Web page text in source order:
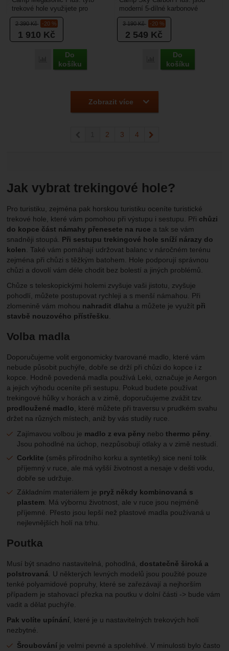
2 390Kč -20 %
1 910 Kč
Přidat 'Camp Megasonic Plus' k porovnání
Do
košíku
trekové hole využijete pro
horskou turistiku, VHT, chůzi na
sněžnicích. Madlo...
3 190Kč -20 %
2 549 Kč
Přidat 'Camp Sky
Do
košíku
moderní 5-dílné karbonové
trekové hole, které se snadno
sestaví pomocí lanka...
Zobrazit více
předchozí
2 3 4
Jak vybrat trekingové hole?
Pro turistiku, zejména pak horskou turistiku oceníte turistické
trekové hole, které vám pomohou při výstupu i sestupu. Při chůzi
do kopce část námahy přenesete na ruce a tak se vám
snadněji stoupá. Při sestupu trekingové hole sníží nárazy do
kolen. Také vám pomáhají udržovat balanc v náročném terénu
zejména při chůzi s těžkým batohem. Hole podporují správnou
chůzi a dovolí vám déle chodit bez bolestí a jiných problémů.
Chůze s teleskopickými holemi zvyšuje vaši jistotu, zvyšuje
pohodlí, můžete postupovat rychleji a s menší námahou. Při
zlomenině vám mohou nahradit dlahu a můžete je využít při
stavbě nouzového přístřešku.
Volba madla
Doporučujeme volit ergonomicky tvarované madlo, které vám
nebude působit puchýře, dobře se drží při chůzi do kopce i z
kopce. Hodně povedená madla používá Leki, označuje je Aergon
a jejich výhodu oceníte při sestupu. Pokud budete používat
trekingové hůlky v horách a v zimě, doporučujeme zvážit tzv.
prodloužené madlo, které můžete při traversu v prudkém svahu
držet na různých místech, aniž by vás studily ruce.
Zajímavou volbou je madlo z eva pěny nebothermo pěny.
Jsou pohodlné na úchop, nezpůsobují otlaky a v zimě nestudí.
Corklite (směs přírodního korku a syntetiky) sice není tolik
příjemný v ruce, ale má vyšší životnost a nesaje v dešti vodu,
dobře se udržuje.
Základním materiálem je pryž někdy kombinovaná s
plastem. Má výbornu životnost, ale v ruce jsou nejméně
příjemné. Přesto jsou lepší než plastové madla používaná u
nejlevnějších holí na trhu.
Poutka
Musí být snadno nastavitelná, pohodlná, dostatečně široká a
polstrovaná. U některých levných modelů jsou použité pouze
tenké polyamidové popruhy, které se zařezávají a nejhorším
případem je stahovací přezka na poutku v dolní části -> bude vám
vadit a dělat puchýře.
Pak volíte upínání, které je u nastavitelných trekových holí
nezbytné.
Šroubování je velmi pevné a spolehlivé. V minulosti bylo často